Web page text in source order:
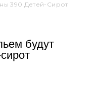
390 Детей-Сирот
будут